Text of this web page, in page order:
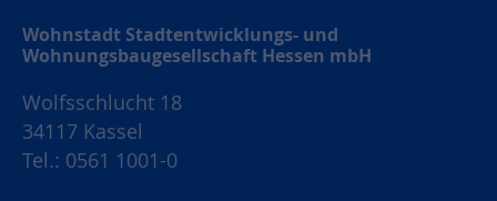
Wohnstadt Stadtentwicklungs- und
Wohnungsbaugesellschaft Hessen mbH
Wolfsschlucht 18
34117 Kassel
Tel.: 0561 1001-0